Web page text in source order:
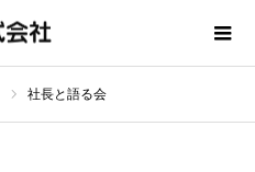
社長と語る会